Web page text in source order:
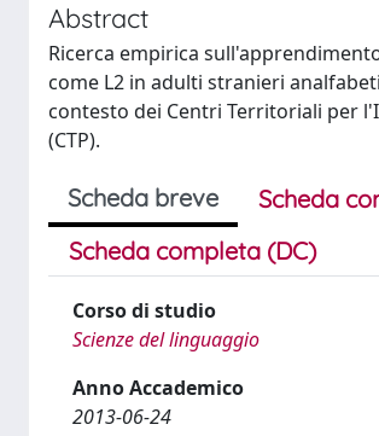
Abstract
Ricerca empirica
come L2 in adulti stranieri
contesto dei Centri Territoriali per
(CTP).
Scheda breve
Scheda
Scheda completa (DC)
Corso di studio
Scienze del linguaggio
Anno Accademico
2013-06-24